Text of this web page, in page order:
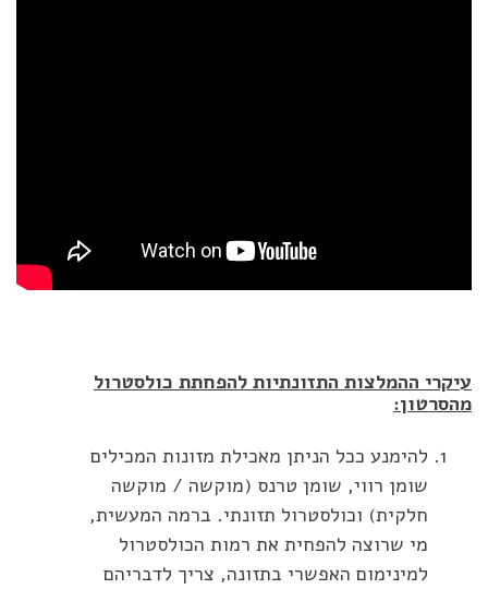
עיקרי ההמלצות התזונתיות להפחתת כולסטרול
מהסרטון:
להימנע ככל הניתן מאכילת מזונות המכילים
שומן רווי, שומן טרנס (מוקשה / מוקשה
חלקית) וכולסטרול תזונתי. ברמה המעשית,
מי שרוצה להפחית את רמות הכולסטרול
למינימום האפשרי בתזונה, צריך לדבריהם